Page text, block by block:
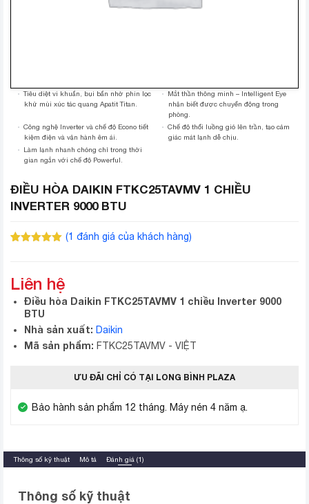
Tiêu diệt vi khuẩn, bụi bẩn nhờ phin lọc
khử mùi xúc tác quang Apatit Titan.
Mắt thần thông minh – Intelligent Eye
nhận biết được chuyển động trong
phòng.
Công nghệ Inverter và chế độ Econo tiết
kiệm điện và vận hành êm ái.
Chế độ thổi luồng gió lên trần, tạo cảm
giác mát lạnh dễ chịu.
Làm lạnh nhanh chóng chỉ trong thời
gian ngắn với chế độ Powerful.
ĐIỀU HÒA DAIKIN FTKC25TAVMV 1 CHIỀU
INVERTER 9000 BTU
(1 đánh giá của khách hàng)
Liên hệ
Điều hòa Daikin FTKC25TAVMV 1 chiều Inverter 9000
BTU
Nhà sản xuất: Daikin
Mã sản phẩm: FTKC25TAVMV - VIỆT
ƯU ĐÃI CHỈ CÓ TẠI LONG BÌNH PLAZA
Bảo hành sản phẩm 12 tháng. Máy nén 4 năm ạ.
Thông số kỹ thuật Mô tả Đánh giá (1)
Thông số kỹ thuật